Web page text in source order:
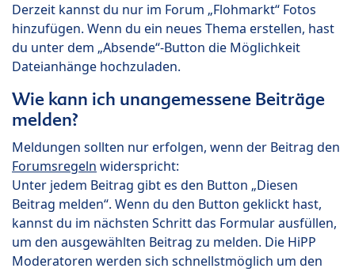
Derzeit kannst du nur im Forum „Flohmarkt“ Fotos
hinzufügen. Wenn du ein neues Thema erstellen, hast
du unter dem „Absende“-Button die Möglichkeit
Dateianhänge hochzuladen.
Wie kann ich unangemessene Beiträge
melden?
Meldungen sollten nur erfolgen, wenn der Beitrag den
Forumsregeln widerspricht:
Unter jedem Beitrag gibt es den Button „Diesen
Beitrag melden“. Wenn du den Button geklickt hast,
kannst du im nächsten Schritt das Formular ausfüllen,
um den ausgewählten Beitrag zu melden. Die HiPP
Moderatoren werden sich schnellstmöglich um den